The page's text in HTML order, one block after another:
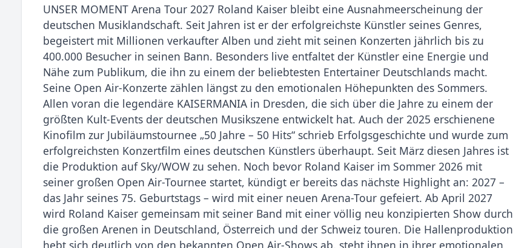
UNSER MOMENT Arena Tour 2027 Roland Kaiser bleibt eine Ausnahmeerscheinung der
deutschen Musiklandschaft. Seit Jahren ist er der erfolgreichste Künstler seines Genres,
begeistert mit Millionen verkaufter Alben und zieht mit seinen Konzerten jährlich bis zu
400.000 Besucher in seinen Bann. Besonders live entfaltet der Künstler eine Energie und
Nähe zum Publikum, die ihn zu einem der beliebtesten Entertainer Deutschlands macht.
Seine Open Air-Konzerte zählen längst zu den emotionalen Höhepunkten des Sommers.
Allen voran die legendäre KAISERMANIA in Dresden, die sich über die Jahre zu einem der
größten Kult-Events der deutschen Musikszene entwickelt hat. Auch der 2025 erschienene
Kinofilm zur Jubiläumstournee „50 Jahre – 50 Hits“ schrieb Erfolgsgeschichte und wurde zum
erfolgreichsten Konzertfilm eines deutschen Künstlers überhaupt. Seit März diesen Jahres ist
die Produktion auf Sky/WOW zu sehen. Noch bevor Roland Kaiser im Sommer 2026 mit
seiner großen Open Air-Tournee startet, kündigt er bereits das nächste Highlight an: 2027 –
das Jahr seines 75. Geburtstags – wird mit einer neuen Arena-Tour gefeiert. Ab April 2027
wird Roland Kaiser gemeinsam mit seiner Band mit einer völlig neu konzipierten Show durch
die großen Arenen in Deutschland, Österreich und der Schweiz touren. Die Hallenproduktion
hebt sich deutlich von den bekannten Open Air-Shows ab, steht ihnen in ihrer emotionalen